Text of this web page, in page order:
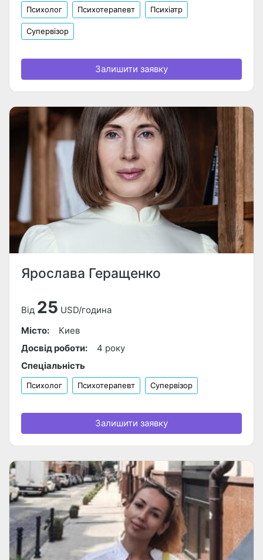
Психолог Психотерапевт Психіатр
Супервізор
Залишити заявку
Ярослава Геращенко
Від 25 USD/година
Місто:
Киев
Досвід роботи:
4 року
Спеціальність
Психолог Психотерапевт Супервізор
Залишити заявку